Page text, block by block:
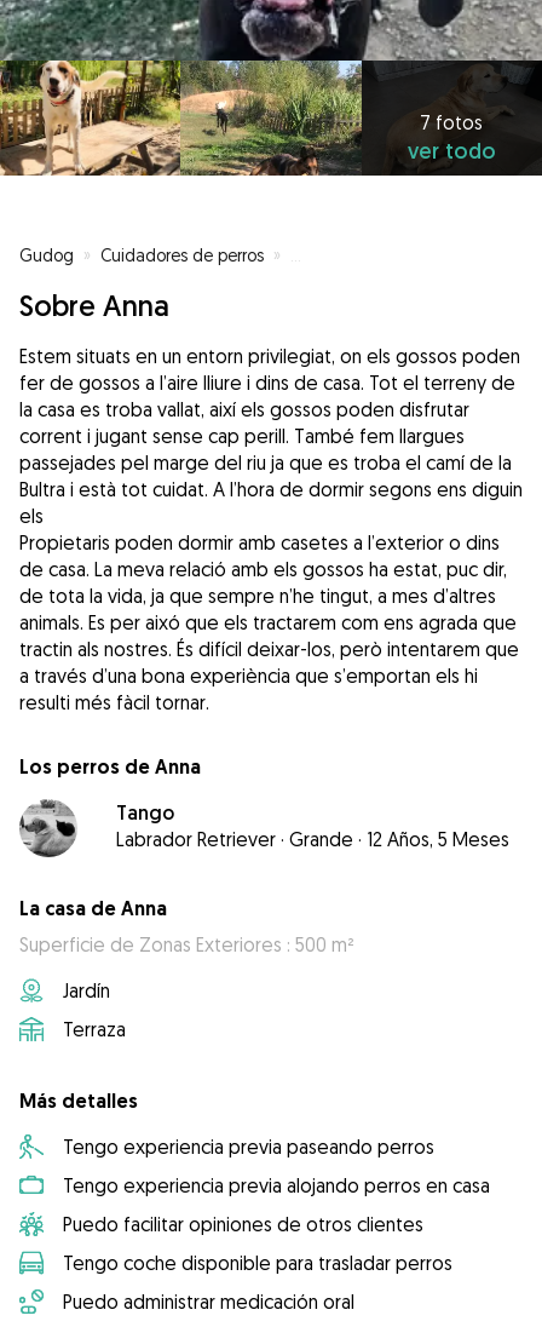
7 fotos
ver todo
Gudog » Cuidadores de perros »
Sobre Anna
Estem situats en un entorn privilegiat, on els gossos poden
fer de gossos a l’aire lliure i dins de casa. Tot el terreny de
la casa es troba vallat, així els gossos poden disfrutar
corrent i jugant sense cap perill. També fem llargues
passejades pel marge del riu ja que es troba el camí de la
Bultra i està tot cuidat. A l’hora de dormir segons ens diguin
els
Propietaris poden dormir amb casetes a l’exterior o dins
de casa. La meva relació amb els gossos ha estat, puc dir,
de tota la vida, ja que sempre n’he tingut, a mes d’altres
animals. Es per aixó que els tractarem com ens agrada que
tractin als nostres. És difícil deixar-los, però intentarem que
a través d’una bona experiència que s’emportan els hi
resulti més fàcil tornar.
Los perros de Anna
Tango
Labrador Retriever · Grande · 12 Años, 5 Meses
La casa de Anna
Superficie de Zonas Exteriores : 500 m²
Jardín
Terraza
Más detalles
Tengo experiencia previa paseando perros
Tengo experiencia previa alojando perros en casa
Puedo facilitar opiniones de otros clientes
Tengo coche disponible para trasladar perros
Puedo administrar medicación oral